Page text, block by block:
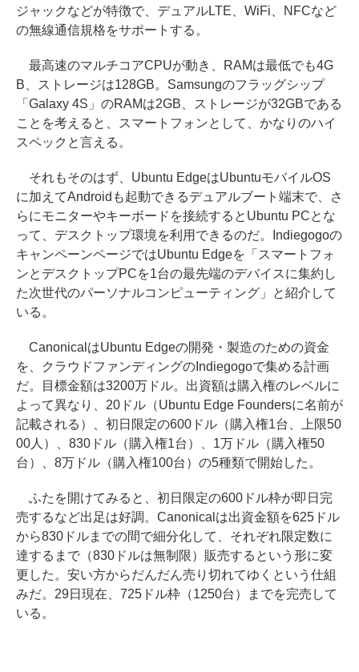
ジャックなどが特徴で、デュアルLTE、WiFi、NFCなど
の無線通信規格をサポートする。
最高速のマルチコアCPUが動き、RAMは最低でも4G
B、ストレージは128GB。Samsungのフラッグシップ
「Galaxy 4S」のRAMは2GB、ストレージが32GBである
ことを考えると、スマートフォンとして、かなりのハイ
スペックと言える。
それもそのはず、Ubuntu EdgeはUbuntuモバイルOS
に加えてAndroidも起動できるデュアルブート端末で、さ
らにモニターやキーボードを接続するとUbuntu PCとな
って、デスクトップ環境を利用できるのだ。Indiegogoの
キャンペーンページではUbuntu Edgeを「スマートフォ
ンとデスクトップPCを1台の最先端のデバイスに集約し
た次世代のパーソナルコンピューティング」と紹介して
いる。
CanonicalはUbuntu Edgeの開発・製造のための資金
を、クラウドファンディングのIndiegogoで集める計画
だ。目標金額は3200万ドル。出資額は購入権のレベルに
よって異なり、20ドル（Ubuntu Edge Foundersに名前が
記載される）、初日限定の600ドル（購入権1台、上限50
00人）、830ドル（購入権1台）、1万ドル（購入権50
台）、8万ドル（購入権100台）の5種類で開始した。
ふたを開けてみると、初日限定の600ドル枠が即日完
売するなど出足は好調。Canonicalは出資金額を625ドル
から830ドルまでの間で細分化して、それぞれ限定数に
達するまで（830ドルは無制限）販売するという形に変
更した。安い方からだんだん売り切れてゆくという仕組
みだ。29日現在、725ドル枠（1250台）までを完売して
いる。